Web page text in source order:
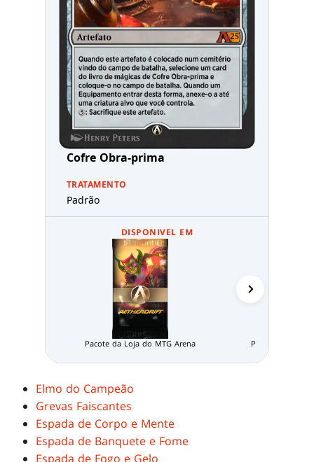
Cofre Obra-prima
TRATAMENTO
Padrão
DISPONIVEL EM
Pacote da Loja do MTG Arena Pacote Limitado
Elmo do Campeão
Grevas Faiscantes
Espada de Corpo e Mente
Espada de Banquete e Fome
Espada de Fogo e Gelo